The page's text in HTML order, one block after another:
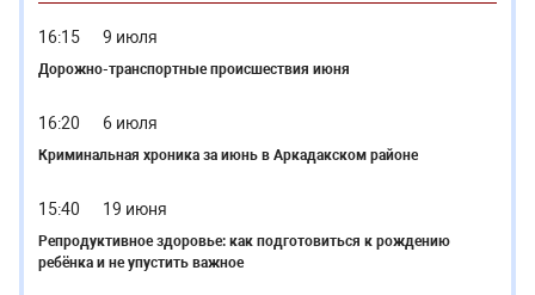
16:15 9 июля
Дорожно-транспортные происшествия июня
16:20 6 июля
Криминальная хроника за июнь в Аркадакском районе
15:40 19 июня
Репродуктивное здоровье: как подготовиться к рождению
ребёнка и не упустить важное